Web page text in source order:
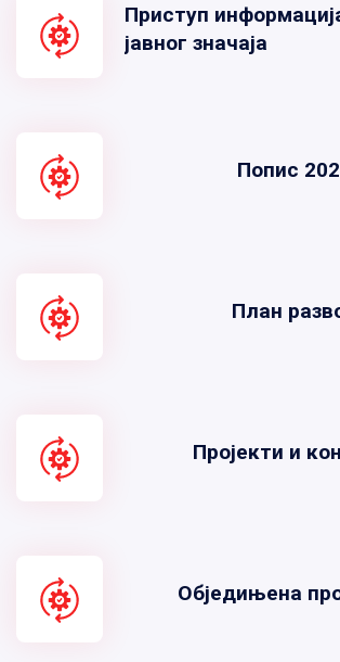
Приступ
јавног значаја
Попис
План
Пројекти и
Обједињена